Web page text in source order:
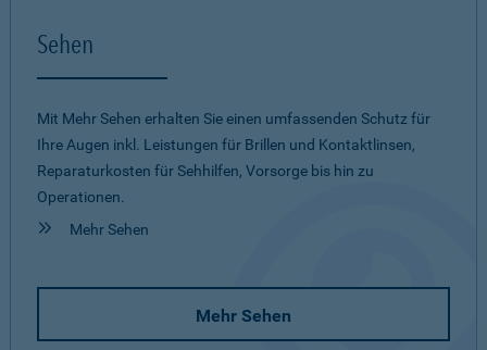
Sehen
Mit Mehr Sehen erhalten Sie einen umfassenden Schutz für
Ihre Augen inkl. Leistungen für Brillen und Kontaktlinsen,
Reparaturkosten für Sehhilfen, Vorsorge bis hin zu
Operationen.
Mehr Sehen
Mehr Sehen